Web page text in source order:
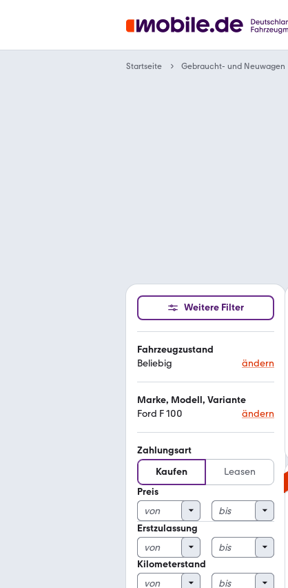
Startseite Gebraucht- und Neuwagen
Weitere Filter
Fahrzeugzustand
Beliebig
ändern
Marke, Modell, Variante
Ford F 100
ändern
Zahlungsart
Kaufen
Leasen
Preis
Erstzulassung
Kilometerstand